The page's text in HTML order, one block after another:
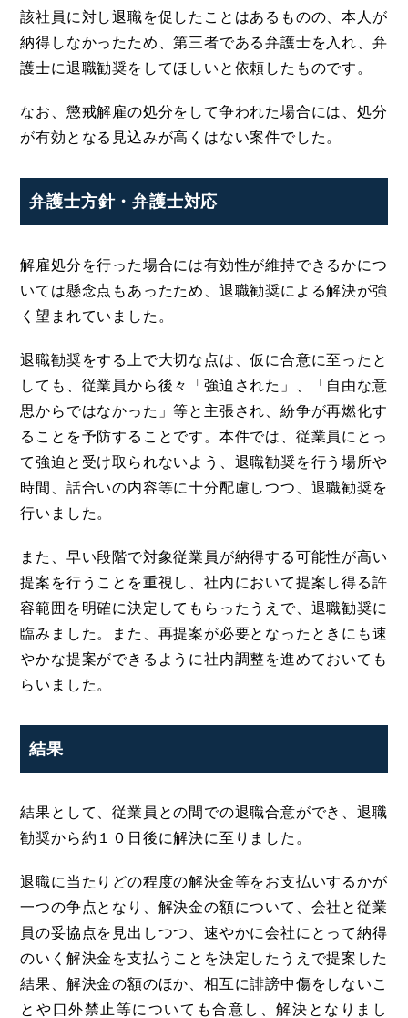
該社員に対し退職を促したことはあるものの、本人が
納得しなかったため、第三者である弁護士を入れ、弁
護士に退職勧奨をしてほしいと依頼したものです。
なお、懲戒解雇の処分をして争われた場合には、処分
が有効となる見込みが高くはない案件でした。
弁護士方針・弁護士対応
解雇処分を行った場合には有効性が維持できるかにつ
いては懸念点もあったため、退職勧奨による解決が強
く望まれていました。
退職勧奨をする上で大切な点は、仮に合意に至ったと
しても、従業員から後々「強迫された」、「自由な意
思からではなかった」等と主張され、紛争が再燃化す
ることを予防することです。本件では、従業員にとっ
て強迫と受け取られないよう、退職勧奨を行う場所や
時間、話合いの内容等に十分配慮しつつ、退職勧奨を
行いました。
また、早い段階で対象従業員が納得する可能性が高い
提案を行うことを重視し、社内において提案し得る許
容範囲を明確に決定してもらったうえで、退職勧奨に
臨みました。また、再提案が必要となったときにも速
やかな提案ができるように社内調整を進めておいても
らいました。
結果
結果として、従業員との間での退職合意ができ、退職
勧奨から約１０日後に解決に至りました。
退職に当たりどの程度の解決金等をお支払いするかが
一つの争点となり、解決金の額について、会社と従業
員の妥協点を見出しつつ、速やかに会社にとって納得
のいく解決金を支払うことを決定したうえで提案した
結果、解決金の額のほか、相互に誹謗中傷をしないこ
とや口外禁止等についても合意し、解決となりまし